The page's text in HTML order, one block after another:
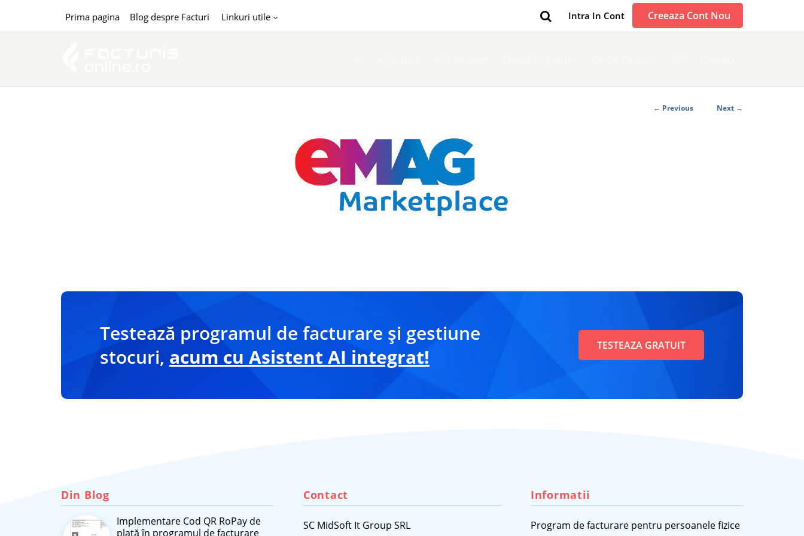
Prima pagina Blog despre Facturi Linkuri utile Intra In Cont Creeaza Cont Nou
← Previous Next →
Testează programul de facturare și gestiune
stocuri, acum cu Asistent AI integrat! TESTEAZA GRATUIT
Din Blog
Implementare Cod QR RoPay de
plată în programul de facturare
Contact
SC MidSoft It Group SRL
Informatii
Program de facturare pentru persoanele fizice